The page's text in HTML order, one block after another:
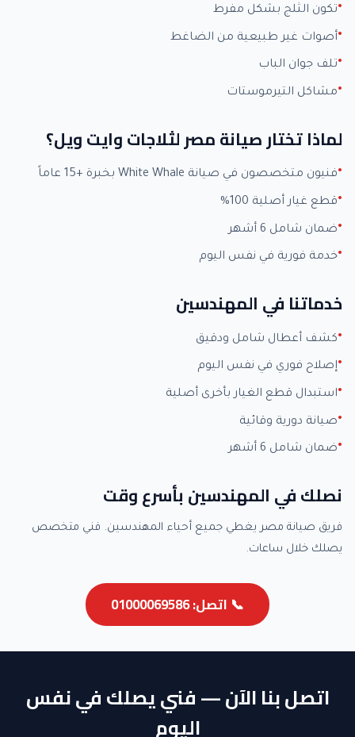
تكون الثلج بشكل مفرط
أصوات غير طبيعية من الضاغط
تلف جوان الباب
مشاكل التيرموستات
لماذا تختار صيانة مصر لثلاجات وايت ويل؟
فنيون متخصصون في صيانة White Whale بخبرة +15 عاماً
قطع غيار أصلية 100%
ضمان شامل 6 أشهر
خدمة فورية في نفس اليوم
خدماتنا في المهندسين
كشف أعطال شامل ودقيق
إصلاح فوري في نفس اليوم
استبدال قطع الغيار بأخرى أصلية
صيانة دورية وقائية
ضمان شامل 6 أشهر
نصلك في المهندسين بأسرع وقت
فريق صيانة مصر يغطي جميع أحياء المهندسين. فني متخصص
يصلك خلال ساعات.
📞 اتصل: 01000069586
اتصل بنا الآن — فني يصلك في نفس
اليوم